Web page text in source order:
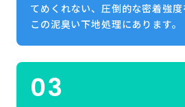
てめくれない、圧倒的な密着強度
この泥臭い下地処理にあります。